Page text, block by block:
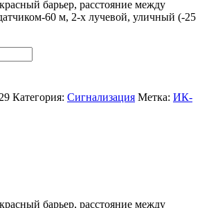
барьер, расстояние между
60 м, 2-х лучевой, уличный (-25
Категория: Сигнализация Метка: ИК-
барьер, расстояние между